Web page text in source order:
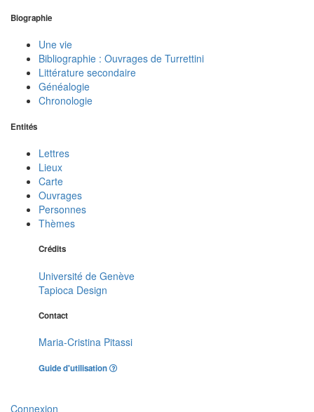
Biographie
Une vie
Bibliographie : Ouvrages de Turrettini
Littérature secondaire
Généalogie
Chronologie
Entités
Lettres
Lieux
Carte
Ouvrages
Personnes
Thèmes
Crédits
Université de Genève
Tapioca Design
Contact
Maria-Cristina Pitassi
Guide d'utilisation
Connexion